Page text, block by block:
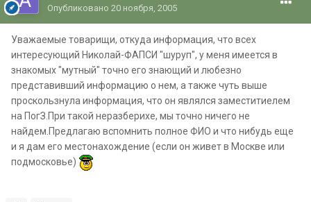
Опубликовано 20 ноября, 2005
Уважаемые товарищи, откуда информация, что всех
интересующий Николай-ФАПСИ "шуруп", у меня имеется в
знакомых "мутный" точно его знающий и любезно
представивший информацию о нем, а также чуть выше
проскользнула информация, что он являлся заместитиелем
на ПогЗ.При такой неразберихе, мы точно ничего не
найдем.Предлагаю вспомнить полное ФИО и что нибудь еще
и я дам его местонахождение (если он живет в Москве или
подмосковье)